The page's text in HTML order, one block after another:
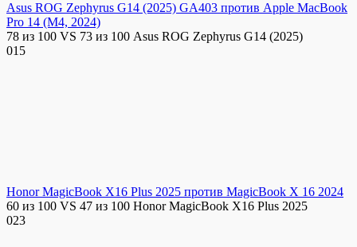
Asus ROG Zephyrus G14 (2025) GA403 против Apple MacBook
Pro 14 (M4, 2024)
78 из 100 VS 73 из 100 Asus ROG Zephyrus G14 (2025)
015
Honor MagicBook X16 Plus 2025 против MagicBook X 16 2024
60 из 100 VS 47 из 100 Honor MagicBook X16 Plus 2025
023